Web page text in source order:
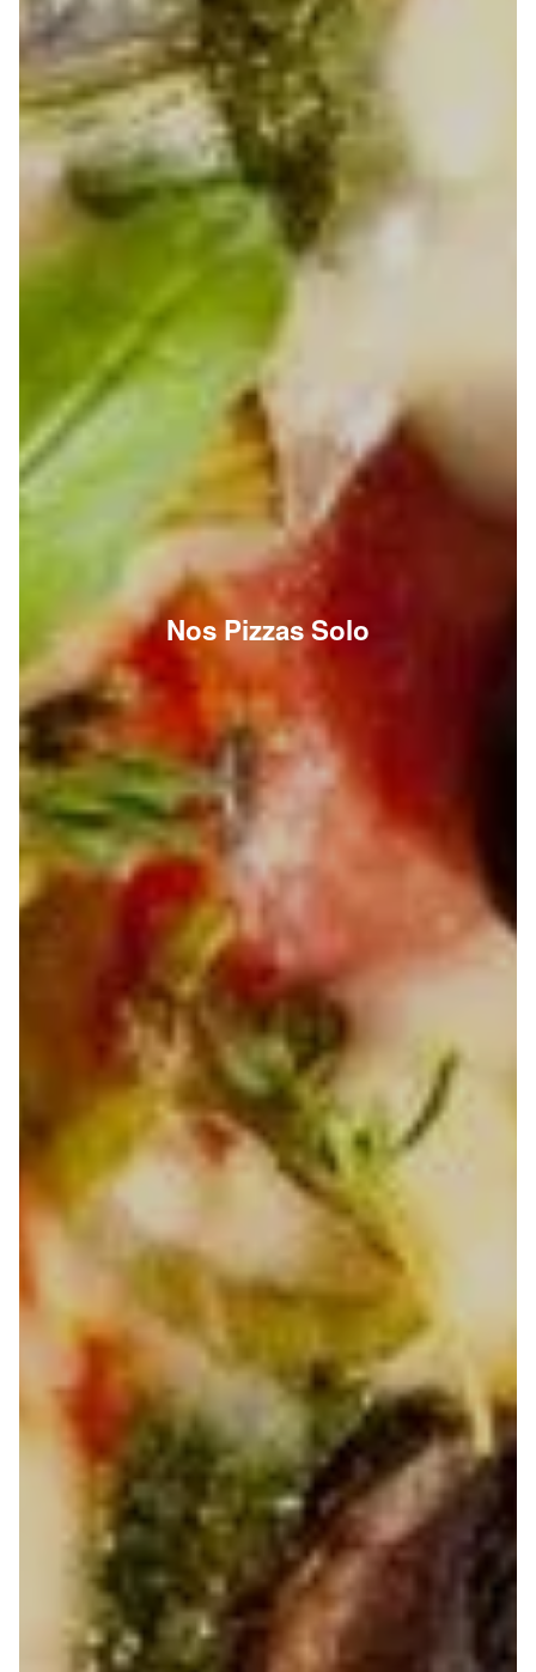
Nos Pizzas Solo